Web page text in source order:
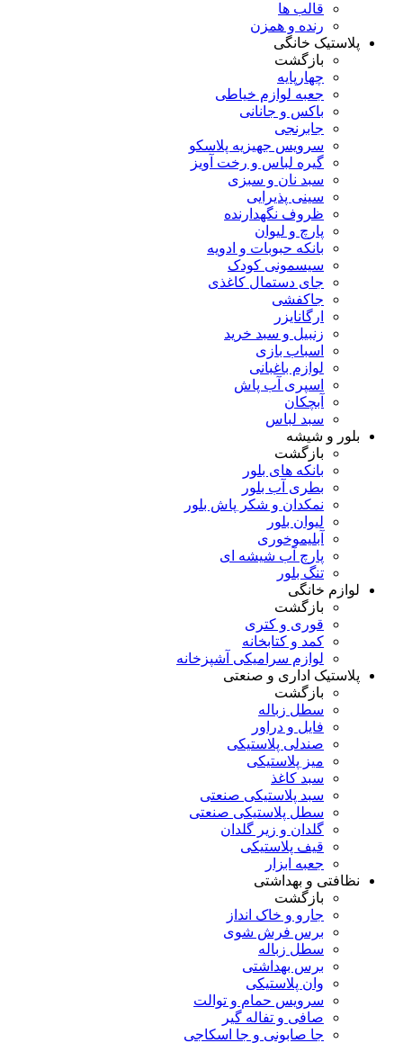
قالب ها
رنده و همزن
پلاستیک خانگی
بازگشت
چهارپایه
جعبه لوازم خیاطی
باکس و جانانی
جابرنجی
سرویس جهیزیه پلاسکو
گیره لباس و رخت آویز
سبد نان و سبزی
سینی پذیرایی
ظروف نگهدارنده
پارچ و لیوان
بانکه حبوبات و ادویه
سیسمونی کودک
جای دستمال کاغذی
جاکفشی
ارگانایزر
زنبیل و سبد خرید
اسباب بازی
لوازم باغبانی
اسپری آب پاش
آبچکان
سبد لباس
بلور و شیشه
بازگشت
بانکه های بلور
بطری آب بلور
نمکدان و شکر پاش بلور
لیوان بلور
آبلیموخوری
پارچ آب شیشه ای
تنگ بلور
لوازم خانگی
بازگشت
قوری و کتری
کمد و کتابخانه
لوازم سرامیکی آشپزخانه
پلاستیک اداری و صنعتی
بازگشت
سطل زباله
فایل و دراور
صندلی پلاستیکی
میز پلاستیکی
سبد کاغذ
سبد پلاستیکی صنعتی
سطل پلاستیکی صنعتی
گلدان و زیر گلدان
قیف پلاستیکی
جعبه ابزار
نظافتی و بهداشتی
بازگشت
جارو و خاک انداز
برس فرش شوی
سطل زباله
برس بهداشتی
وان پلاستیکی
سرویس حمام و توالت
صافی و تفاله گیر
جا صابونی و جا اسکاجی